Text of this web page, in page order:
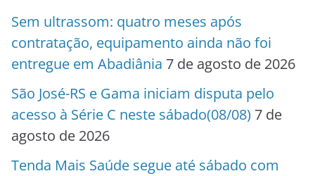
Sem ultrassom: quatro meses após
contratação, equipamento ainda não foi
entregue em Abadiânia 7 de agosto de 2026
São José-RS e Gama iniciam disputa pelo
acesso à Série C neste sábado(08/08) 7 de
agosto de 2026
Tenda Mais Saúde segue até sábado com